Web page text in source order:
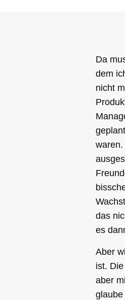
Da
dem
nicht
waren.
das
es
Aber
ist.
aber